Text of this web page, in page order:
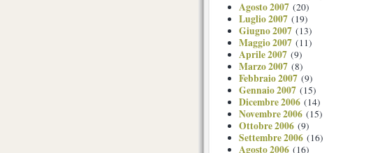
Agosto 2007 (20)
Luglio 2007 (19)
Giugno 2007 (13)
Maggio 2007 (11)
Aprile 2007 (9)
Marzo 2007 (8)
Febbraio 2007 (9)
Gennaio 2007 (15)
Dicembre 2006 (14)
Novembre 2006 (15)
Ottobre 2006 (9)
Settembre 2006 (16)
Agosto 2006 (16)